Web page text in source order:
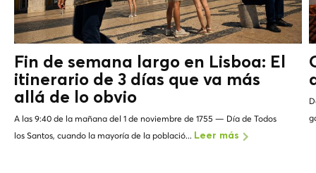
Fin de semana largo en Lisboa: El
itinerario de 3 días que va más
allá de lo obvio
A las 9:40 de la mañana del 1 de noviembre de 1755 — Día de Todos
los Santos, cuando la mayoría de la població... Leer más